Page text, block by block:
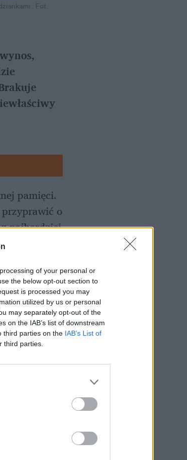
of your personal or
the below opt-out section to
is processed you may
utilized by us or personal
may separately opt-out of the
on the IAB’s list of downstream
third parties on the IAB’s List of
third parties.
Fot.
pamięci.
o
najbardziej